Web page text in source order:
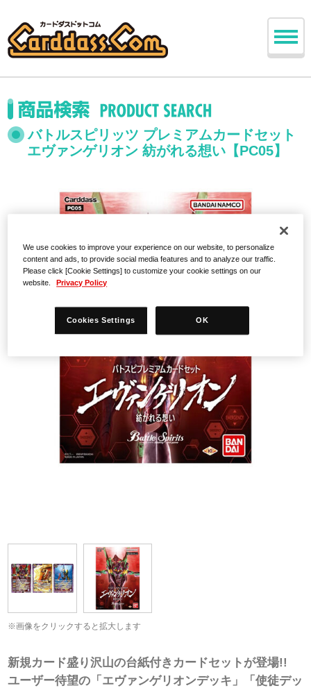
バトルスピリッツ プレミアムカードセット
エヴァンゲリオン 紡がれる想い【PC05】
※画像をクリックすると拡大します
新規カード盛り沢山の台紙付きカードセットが登場!!
ユーザー待望の「エヴァンゲリオンデッキ」「使徒デッ
We use cookies to improve your experience on our website, to personalize
content and ads, to provide social media features and to analyze our traffic.
Please click [Cookie Settings] to customize your cookie settings on our
website.
Privacy Policy
Cookies Settings OK